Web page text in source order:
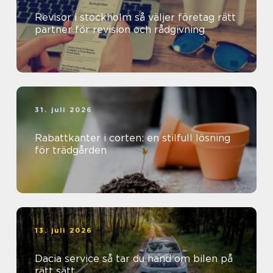
Revisor i stockholm så väljer företag rätt
partner för revision och rådgivning
31. juli 2026
Rabattkanter i corten: en stilfull lösning
för trädgården
13. juli 2026
Dacia service så tar du hand om bilen på